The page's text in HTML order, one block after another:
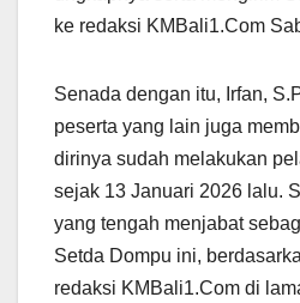
ke redaksi KMBali1.Com
Senada dengan itu, Irfan,
peserta yang lain juga
dirinya sudah melakukan
sejak 13 Januari 2026 lalu.
yang tengah menjabat
Setda Dompu ini,
redaksi KMBali1.Com di